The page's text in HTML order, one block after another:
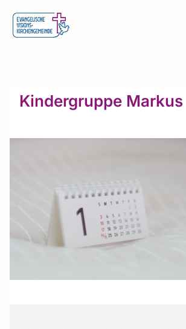
Kindergruppe Markus